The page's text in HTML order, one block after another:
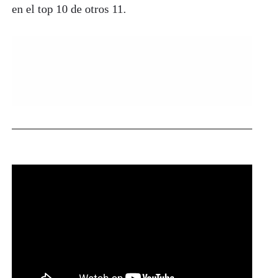
en el top 10 de otros 11.